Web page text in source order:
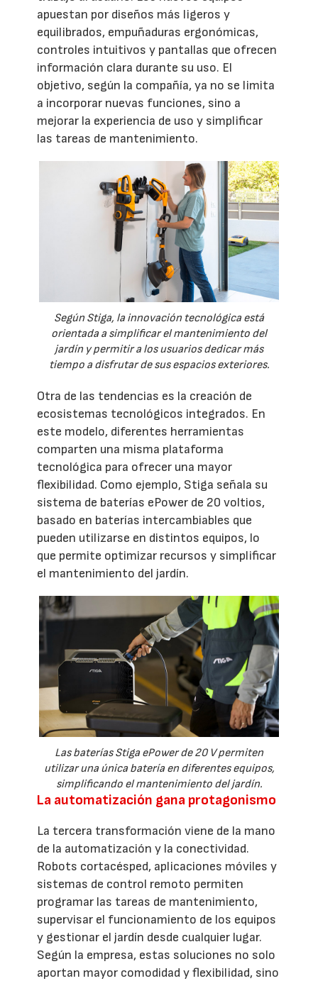
apuestan por diseños más ligeros y
equilibrados, empuñaduras ergonómicas,
controles intuitivos y pantallas que ofrecen
información clara durante su uso. El
objetivo, según la compañía, ya no se limita
a incorporar nuevas funciones, sino a
mejorar la experiencia de uso y simplificar
las tareas de mantenimiento.
Según Stiga, la innovación tecnológica está
orientada a simplificar el mantenimiento del
jardín y permitir a los usuarios dedicar más
tiempo a disfrutar de sus espacios exteriores.
Otra de las tendencias es la creación de
ecosistemas tecnológicos integrados. En
este modelo, diferentes herramientas
comparten una misma plataforma
tecnológica para ofrecer una mayor
flexibilidad. Como ejemplo, Stiga señala su
sistema de baterías ePower de 20 voltios,
basado en baterías intercambiables que
pueden utilizarse en distintos equipos, lo
que permite optimizar recursos y simplificar
el mantenimiento del jardín.
Las baterías Stiga ePower de 20 V permiten
utilizar una única batería en diferentes equipos,
simplificando el mantenimiento del jardín.
La automatización gana protagonismo
La tercera transformación viene de la mano
de la automatización y la conectividad.
Robots cortacésped, aplicaciones móviles y
sistemas de control remoto permiten
programar las tareas de mantenimiento,
supervisar el funcionamiento de los equipos
y gestionar el jardín desde cualquier lugar.
Según la empresa, estas soluciones no solo
aportan mayor comodidad y flexibilidad, sino